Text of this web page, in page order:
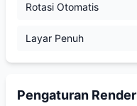
Rotasi Otomatis
Layar Penuh
Pengaturan Render